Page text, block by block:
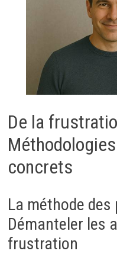
De la
concrets
La méthode
Démanteler les
frustration